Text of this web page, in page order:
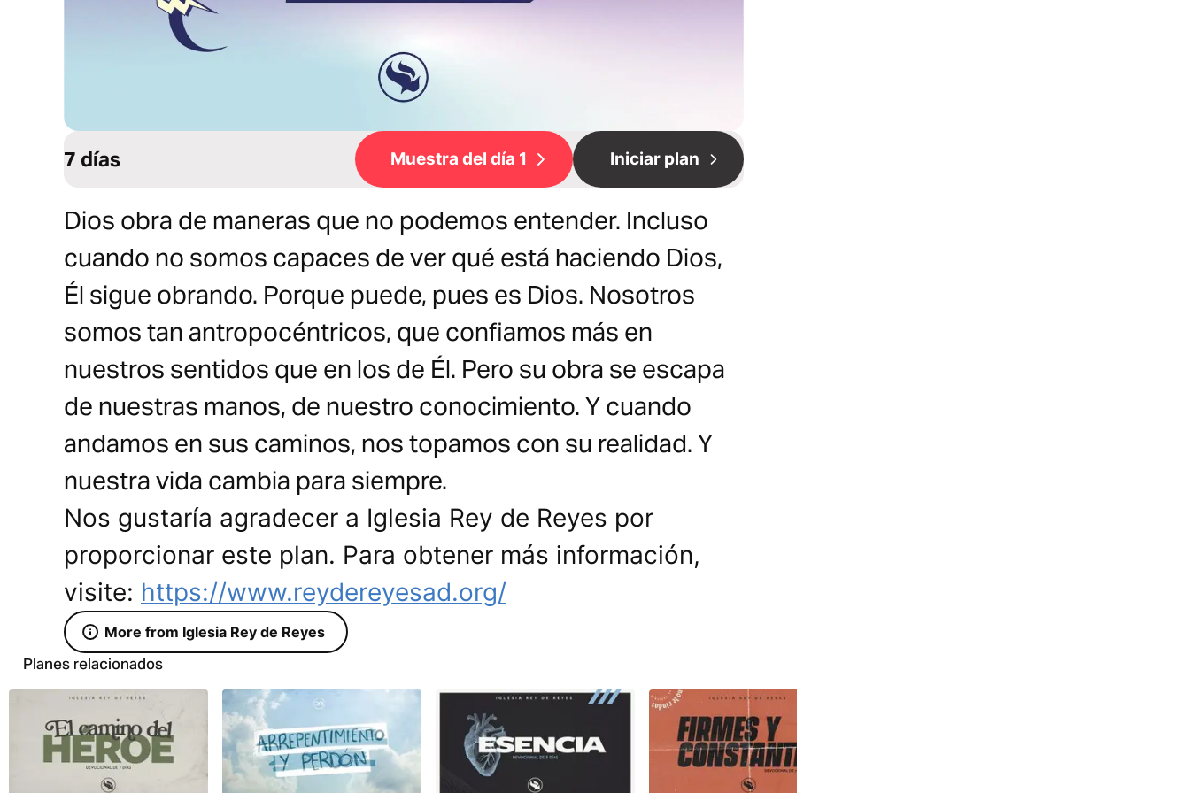
7 días Muestra del día 1 Iniciar plan
Dios obra de maneras que no podemos entender. Incluso
cuando no somos capaces de ver qué está haciendo Dios,
Él sigue obrando. Porque puede, pues es Dios. Nosotros
somos tan antropocéntricos, que confiamos más en
nuestros sentidos que en los de Él. Pero su obra se escapa
de nuestras manos, de nuestro conocimiento. Y cuando
andamos en sus caminos, nos topamos con su realidad. Y
nuestra vida cambia para siempre.
Nos gustaría agradecer a Iglesia Rey de Reyes por
proporcionar este plan. Para obtener más información,
visite: https://www.reydereyesad.org/
More from Iglesia Rey de Reyes
Planes relacionados